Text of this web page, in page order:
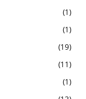
1
1
19
11
1